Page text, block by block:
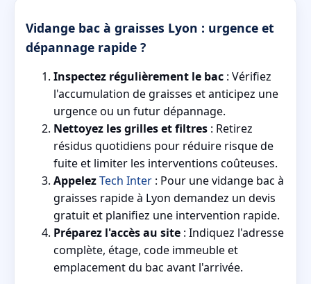
Vidange bac à graisses Lyon : urgence et
dépannage rapide ?
Inspectez régulièrement le bac : Vérifiez
l'accumulation de graisses et anticipez une
urgence ou un futur dépannage.
Nettoyez les grilles et filtres : Retirez
résidus quotidiens pour réduire risque de
fuite et limiter les interventions coûteuses.
AppelezTech Inter : Pour une vidange bac à
graisses rapide à Lyon demandez un devis
gratuit et planifiez une intervention rapide.
Préparez l'accès au site : Indiquez l'adresse
complète, étage, code immeuble et
emplacement du bac avant l'arrivée.